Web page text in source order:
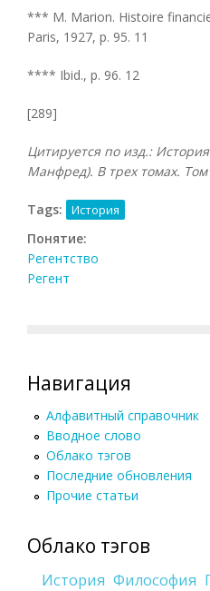
*** М. Marion. Histoire
Paris, 1927, p. 95. 11
**** Ibid., p. 96. 12
[289]
Цитируется по изд.:
Манфред). В трех томах.
Tags: История
Понятие:
Регентство
Регент
Навигация
Алфавитный справочник
Вводное слово
Облако тэгов
Последние обновления
Прочие статьи
Облако тэгов
История Философия